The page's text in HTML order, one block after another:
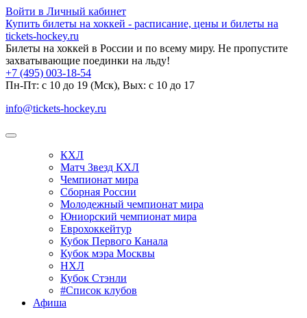
Войти в Личный кабинет
Купить билеты на хоккей - расписание, цены и билеты на
tickets-hockey.ru
Билеты на хоккей в России и по всему миру. Не пропустите
захватывающие поединки на льду!
+7 (495) 003-18-54
Пн-Пт: c 10 до 19 (Мск), Вых: с 10 до 17
info@tickets-hockey.ru
КХЛ
Матч Звезд КХЛ
Чемпионат мира
Сборная России
Молодежный чемпионат мира
Юниорский чемпионат мира
Еврохоккейтур
Кубок Первого Канала
Кубок мэра Москвы
НХЛ
Кубок Стэнли
#Список клубов
Афиша